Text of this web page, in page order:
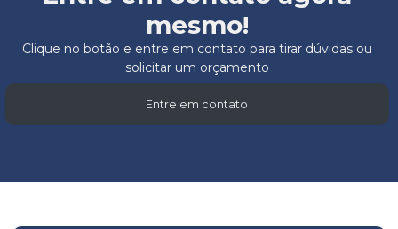
mesmo!
Clique no botão e entre em contato para tirar dúvidas ou
solicitar um orçamento
Entre em contato